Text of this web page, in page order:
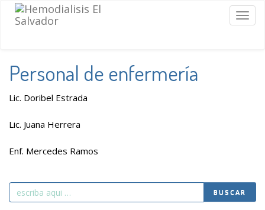
Personal de enfermería
Lic. Doribel Estrada
Lic. Juana Herrera
Enf. Mercedes Ramos
Search
for
BUSCAR